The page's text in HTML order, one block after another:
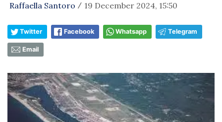
Raffaella Santoro / 19 December 2024, 15:50
Twitter Facebook Whatsapp Telegram
Email